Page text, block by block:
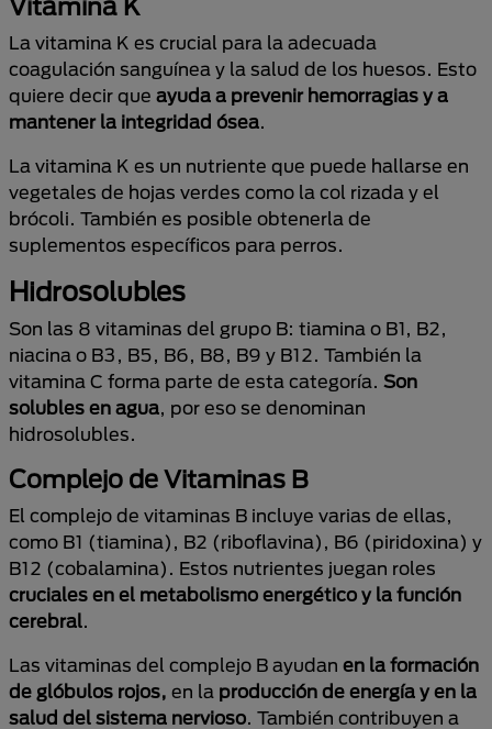
Vitamina K
La vitamina K es crucial para la adecuada
coagulación sanguínea y la salud de los huesos. Esto
quiere decir que ayuda a prevenir hemorragias y a
mantener la integridad ósea.
La vitamina K es un nutriente que puede hallarse en
vegetales de hojas verdes como la col rizada y el
brócoli. También es posible obtenerla de
suplementos específicos para perros.
Hidrosolubles
Son las 8 vitaminas del grupo B: tiamina o B1, B2,
niacina o B3, B5, B6, B8, B9 y B12. También la
vitamina C forma parte de esta categoría. Son
solubles en agua, por eso se denominan
hidrosolubles.
Complejo de Vitaminas B
El complejo de vitaminas B incluye varias de ellas,
como B1 (tiamina), B2 (riboflavina), B6 (piridoxina) y
B12 (cobalamina). Estos nutrientes juegan roles
cruciales en el metabolismo energético y la función
cerebral.
Las vitaminas del complejo B ayudan en la formación
de glóbulos rojos, en la producción de energía y en la
salud del sistema nervioso. También contribuyen a